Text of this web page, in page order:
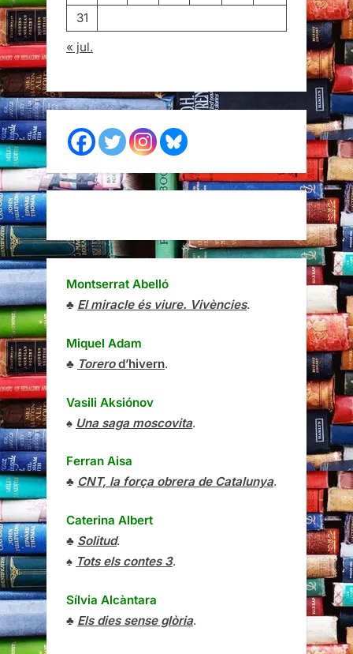
31
« jul.
Montserrat Abelló
♣ El miracle és viure. Vivències.
Miquel Adam
♣ Torerod’hivern.
Vasili Aksiónov
♠ Una saga moscovita.
Ferran Aisa
♣ CNT, la força obrera de Catalunya.
Caterina Albert
♣ Solitud.
♠ Tots els contes 3.
Sílvia Alcàntara
♣ Els dies sense glòria.